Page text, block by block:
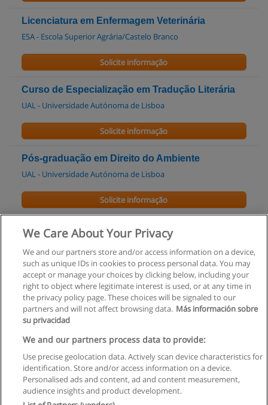
Licenciatura em Enfermagem Veterinária
ESA - Escola Superior Agrária/Castelo Branco
Solicite informação
Curso de Especialização em Tradução Literária
UAL - Universidade Autónoma de Lisboa
Solicite informação
Pós-graduação em Direito do Ambiente
UAL - Universidade Autónoma de Lisboa
Solicite informação
Pós-Graduação em Direito e Prática Notarial
Solicite informação
Regras de uso
Privacidade de dados
Entrar em contato com Educaedu
We Care About Your Privacy
We and our partners store and/or access information on a device,
such as unique IDs in cookies to process personal data. You may
accept or manage your choices by clicking below, including your
right to object where legitimate interest is used, or at any time in
the privacy policy page. These choices will be signaled to our
partners and will not affect browsing data. Más información sobre
su privacidad
We and our partners process data to provide:
Use precise geolocation data. Actively scan device characteristics for
identification. Store and/or access information on a device.
Personalised ads and content, ad and content measurement,
audience insights and product development.